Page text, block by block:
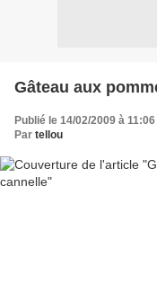
Gâteau aux
Publié le 14/02/2009 à 11:06
Par tellou